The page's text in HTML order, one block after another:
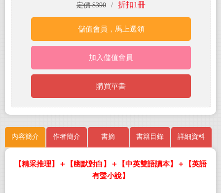
定價 $390 / 折扣1冊
儲值會員，馬上選領
加入儲值會員
購買單書
內容簡介 作者簡介 書摘 書籍目錄 詳細資料
【精采推理】＋【幽默對白】＋【中英雙語讀本】＋【英語
有聲小說】